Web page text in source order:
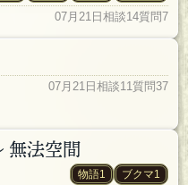
07月21日 相談14質問7
07月21日 相談11質問37
無法空間
物語1 ブクマ1